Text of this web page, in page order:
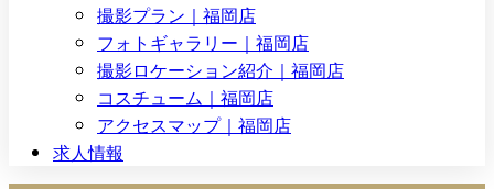
撮影プラン｜福岡店
フォトギャラリー｜福岡店
撮影ロケーション紹介｜福岡店
コスチューム｜福岡店
アクセスマップ｜福岡店
求人情報